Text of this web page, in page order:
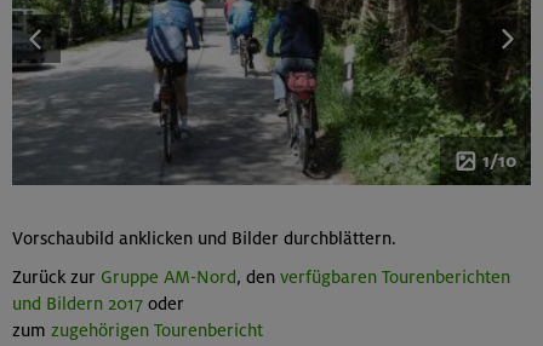
1/10
Vorschaubild anklicken und Bilder durchblättern.
Zurück zur Gruppe AM-Nord, den verfügbaren Tourenberichten
und Bildern 2017 oder
zum zugehörigen Tourenbericht